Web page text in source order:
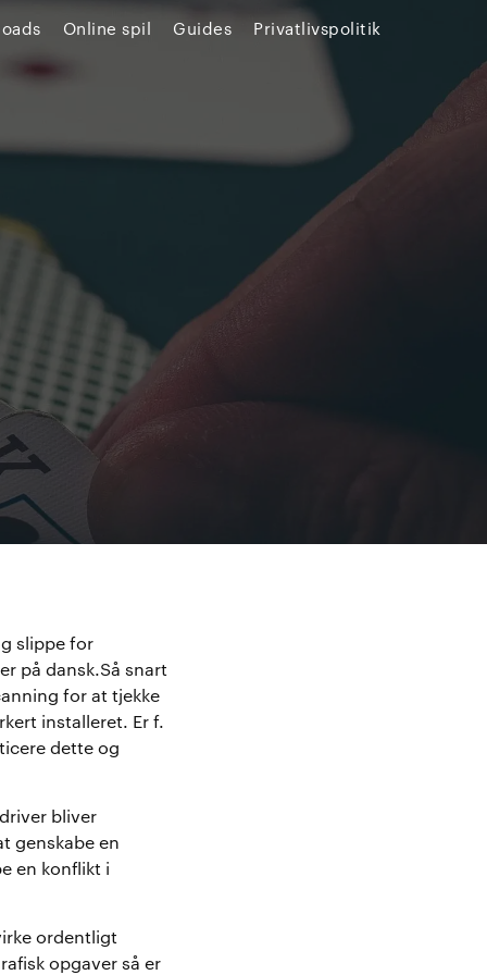
Online spil Guides Privatlivspolitik
slippe for
på dansk.Så snart
for at tjekke
installeret. Er f.
dette og
bliver
genskabe en
en konflikt i
ordentligt
opgaver så er